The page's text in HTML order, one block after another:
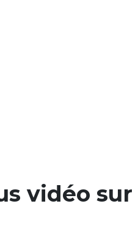
vidéo​ sur